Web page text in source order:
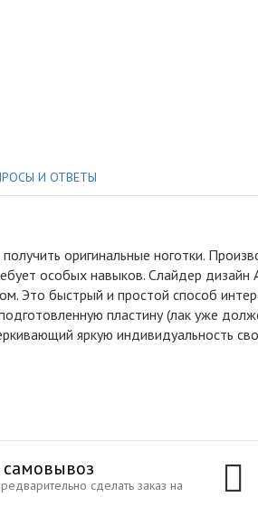
И ОТВЕТЫ
оригинальные ноготки.
особых навыков. Слайдер дизайн
Это быстрый и простой способ
пластину (лак уже
яркую индивидуальность
самовывоз
сделать заказ на